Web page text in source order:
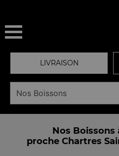
LIVRAISON
Nos
proche Chartres